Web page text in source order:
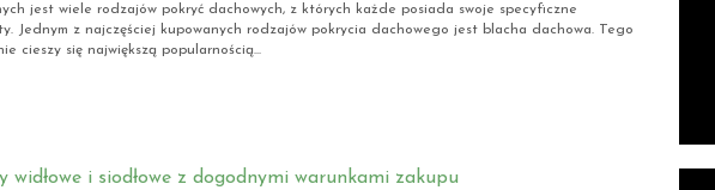
jest wiele rodzajów pokryć dachowych, z których każde posiada swoje specyficzne
Jednym z najczęściej kupowanych rodzajów pokrycia dachowego jest blacha dachowa. Tego
cieszy się największą popularnością...
widłowe i siodłowe z dogodnymi warunkami zakupu